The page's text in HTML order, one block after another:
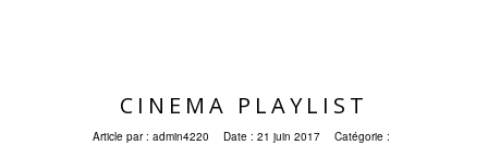
CINEMA PLAYLIST
Article par : admin4220 Date : 21 juin 2017 Catégorie :